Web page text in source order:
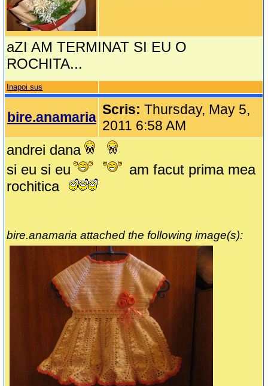
aZI AM TERMINAT SI EU O
ROCHITA...
Inapoi sus
bire.anamaria Scris:Thursday, May 5,
2011 6:58 AM
andrei dana
si eu si eu
am facut prima mea
rochitica
bire.anamaria attached the following image(s):